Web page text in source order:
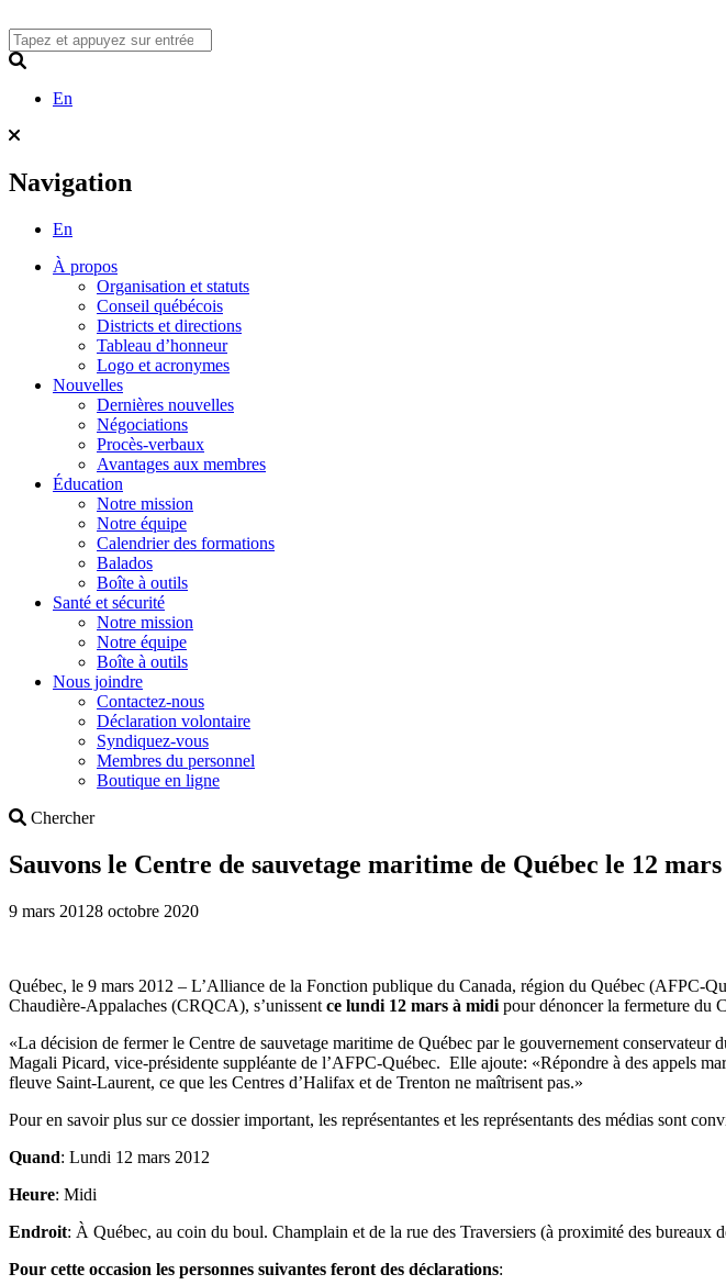
to
content
En
Navigation
En
À propos
Organisation et statuts
Conseil québécois
Districts et directions
Tableau d’honneur
Logo et acronymes
Nouvelles
Dernières nouvelles
Négociations
Procès-verbaux
Avantages aux membres
Éducation
Notre mission
Notre équipe
Calendrier des formations
Balados
Boîte à outils
Santé et sécurité
Notre mission
Notre équipe
Boîte à outils
Nous joindre
Contactez-nous
Déclaration volontaire
Syndiquez-vous
Membres du personnel
Boutique en ligne
ChercherSearch
Sauvons le Centre de sauvetage maritime de Québec le 12
9 mars 20128 octobre 2020
Québec, le 9 mars 2012 – L’Alliance de la Fonction publique du Canada, région du Québec (AFPC-
Chaudière-Appalaches (CRQCA), s’unissent ce lundi 12 mars à midi pour dénoncer la fermeture du
«La décision de fermer le Centre de sauvetage maritime de Québec par le gouvernement
Magali Picard, vice-présidente suppléante de l’AFPC-Québec. Elle ajoute: «Répondre à des appels
fleuve Saint-Laurent, ce que les Centres d’Halifax et de Trenton ne maîtrisent pas.»
Pour en savoir plus sur ce dossier important, les représentantes et les représentants des médias sont
Quand: Lundi 12 mars 2012
Heure: Midi
Endroit: À Québec, au coin du boul. Champlain et de la rue des Traversiers (à proximité des
Pour cette occasion les personnes suivantes feront des déclarations: